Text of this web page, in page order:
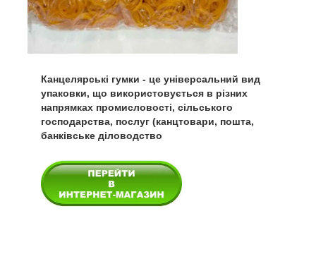
Канцелярські гумки - це універсальний вид
упаковки, що використовується в різних
напрямках промисловості, сільського
господарства, послуг (канцтовари, пошта,
банківське діловодство